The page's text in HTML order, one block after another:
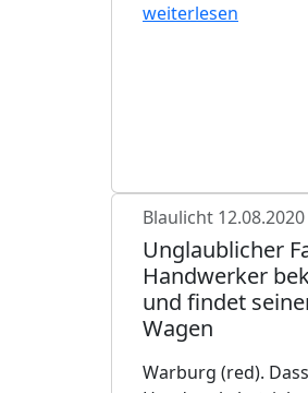
weiterlesen
Blaulicht
Unglaublicher
Handwerker
und findet
Wagen
Warburg (red).